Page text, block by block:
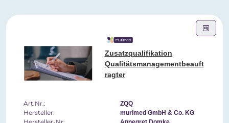
Zusatzqualifikation
Qualitätsmanagementbeauft
ragter
Art.Nr.: ZQQ
Hersteller: murimed GmbH & Co. KG